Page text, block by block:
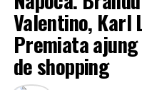
Valentino, Karl
Premiata
de shopping